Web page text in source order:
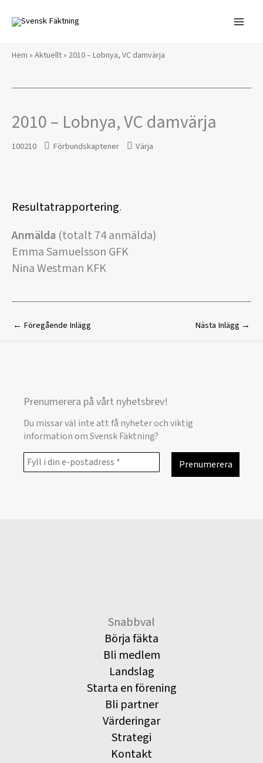
innehåll
Hem » Aktuellt» 2010 – Lobnya, VC damvärja
2010 – Lobnya, VC damvärja
100210 Förbundskaptener Värja
Resultatrapportering.
Anmälda (totalt 74 anmälda)
Emma Samuelsson GFK
Nina Westman KFK
← Föregående Inlägg Nästa Inlägg →
Prenumerera på vårt nyhetsbrev!
Du missar väl inte att få nyheter och viktig
information om Svensk Fäktning?
Snabbval
Börja fäkta
Bli medlem
Landslag
Starta en förening
Bli partner
Värderingar
Strategi
Kontakt